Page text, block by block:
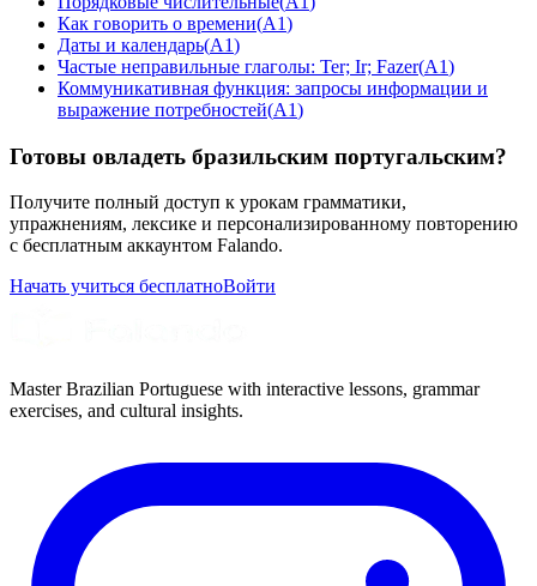
Как говорить о времени(A1)
Даты и календарь(A1)
Частые неправильные глаголы: Ter; Ir; Fazer(A1)
Коммуникативная функция: запросы информации и
выражение потребностей(A1)
Готовы овладеть бразильским португальским?
Получите полный доступ к урокам грамматики,
упражнениям, лексике и персонализированному повторению
с бесплатным аккаунтом Falando.
Начать учиться бесплатноВойти
Master Brazilian Portuguese with interactive lessons, grammar
exercises, and cultural insights.